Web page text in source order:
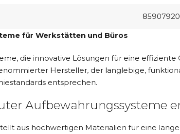
für Werkstätten und Büros
die innovative Lösungen für eine
Hersteller, der langlebige,
entsprechen.
Aufbewahrungssysteme
aus hochwertigen Materialien für eine